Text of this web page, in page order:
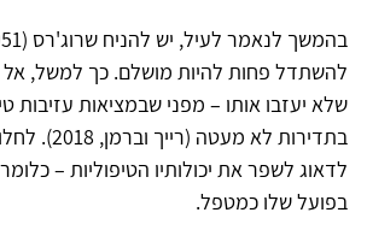
להשתדל פחות להיות מושלם. כך למשל,
שלא יעזבו אותו – מפני שבמציאות עזיבות
בתדירות לא
לדאוג לשפר את יכולותיו הטיפוליות –
בפועל שלו כמטפל.